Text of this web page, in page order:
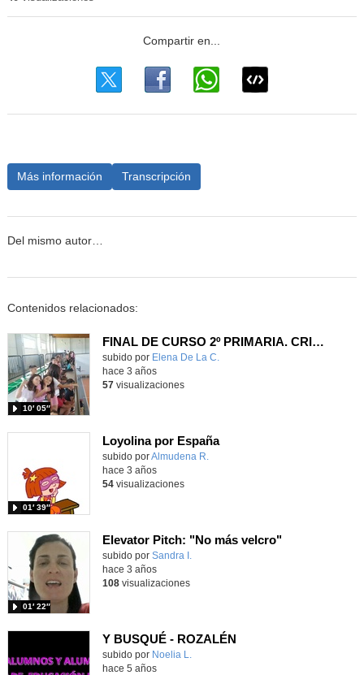
Más información Transcripción
Del mismo autor…
Contenidos relacionados:
FINAL DE CURSO 2º PRIMARIA. CRISTO DE LA CAMPANA
Contenido educativo.
subido por Elena De La C.
10′ 05″
hace 3 años
57visualizaciones
Loyolina por España
Contenido educativo.
subido porAlmudena R.
01′ 39″
hace 3 años
54visualizaciones
Elevator Pitch: "No más velcro"
Contenido educativo.
subido por Sandra I.
01′ 22″
hace 3 años
108visualizaciones
Y BUSQUÉ - ROZALÉN
Contenido educativo.
subido por Noelia L.
hace 5 años